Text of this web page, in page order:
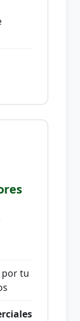
por tu